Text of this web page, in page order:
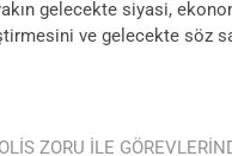
gelecekte siyasi,
ve gelecekte söz
ZORU İLE